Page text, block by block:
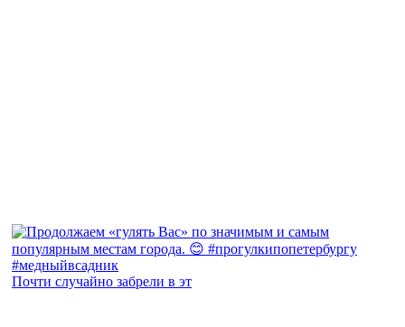
Почти случайно забрели в эт